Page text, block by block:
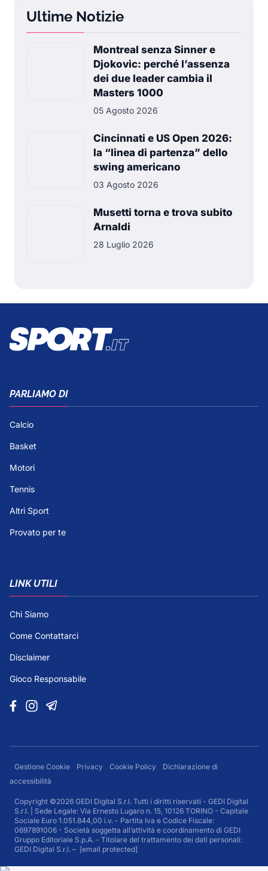
Ultime Notizie
Montreal senza Sinner e
Djokovic: perché l’assenza
dei due leader cambia il
Masters 1000
05 Agosto 2026
Cincinnati e US Open 2026:
la “linea di partenza” dello
swing americano
03 Agosto 2026
Musetti torna e trova subito
Arnaldi
28 Luglio 2026
PARLIAMO DI
Calcio
Basket
Motori
Tennis
Altri Sport
Provato per te
LINK UTILI
Chi Siamo
Come Contattarci
Disclaimer
Gioco Responsabile
Gestione Cookie Privacy Cookie Policy
Dichiarazione di
accessibilità
Copyright ©2026 GEDI Digital S.r.l. Tutti i diritti riservati - GEDI Digital
S.r.l. | Sede Legale: Via Ernesto Lugaro n. 15, 10126 TORINO - Capitale
Sociale Euro 1.051.844,00 i.v. - Partita Iva e Codice Fiscale:
0697891006 - Società soggetta all’attività e coordinamento di GEDI
Gruppo Editoriale S.p.A. - Titolare del trattamento dei dati personali:
GEDI Digital S.r.l. – [email protected]